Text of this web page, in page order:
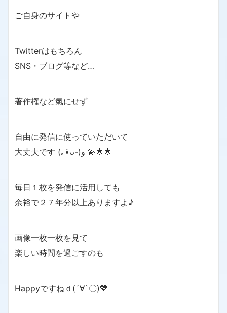
ご自身のサイトや
Twitterはもちろん
SNS・ブログ等など…
著作権など氣にせず
自由に発信に使っていただいて
大丈夫です (｡•̀ᴗ-)و 💫🌟🌟
毎日１枚を発信に活用しても
余裕で２７年分以上ありますよ♪
画像一枚一枚を見て
楽しい時間を過ごすのも
Happyですねｄ(´∀`〇)💖